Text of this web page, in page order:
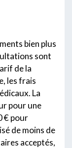
bien plus
sont
de la
les frais
La
pour une
€ pour
de moins de
acceptés,